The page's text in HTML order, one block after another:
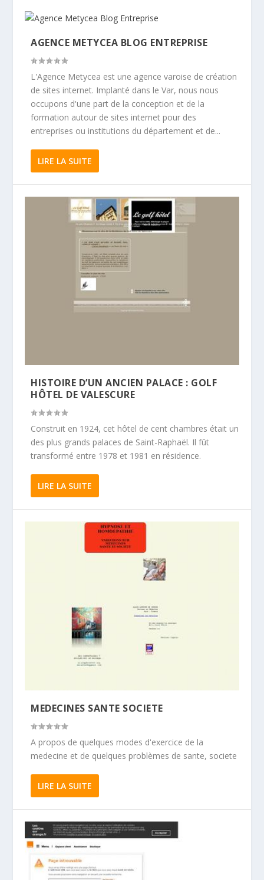
AGENCE METYCEA BLOG ENTREPRISE
L'Agence Metycea est une agence varoise de création
de sites internet. Implanté dans le Var, nous nous
occupons d'une part de la conception et de la
formation autour de sites internet pour des
entreprises ou institutions du département et de...
LIRE LA SUITE
HISTOIRE D’UN ANCIEN PALACE : GOLF
HÔTEL DE VALESCURE
Construit en 1924, cet hôtel de cent chambres était un
des plus grands palaces de Saint-Raphaël. Il fût
transformé entre 1978 et 1981 en résidence.
LIRE LA SUITE
MEDECINES SANTE SOCIETE
A propos de quelques modes d'exercice de la
medecine et de quelques problèmes de sante, societe
LIRE LA SUITE